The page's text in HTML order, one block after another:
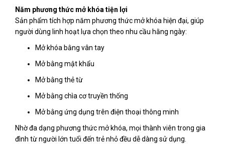
Năm phương thức mở khóa tiện lợi
Sản phẩm tích hợp năm phương thức mở khóa hiện đại, giúp
người dùng linh hoạt lựa chọn theo nhu cầu hằng ngày:
Mở khóa bằng vân tay
Mở bằng mật khẩu
Mở bằng thẻ từ
Mở bằng chìa cơ truyền thống
Mở bằng ứng dụng trên điện thoại thông minh
Nhờ đa dạng phương thức mở khóa, mọi thành viên trong gia
đình từ người lớn tuổi đến trẻ nhỏ đều dễ dàng sử dụng.